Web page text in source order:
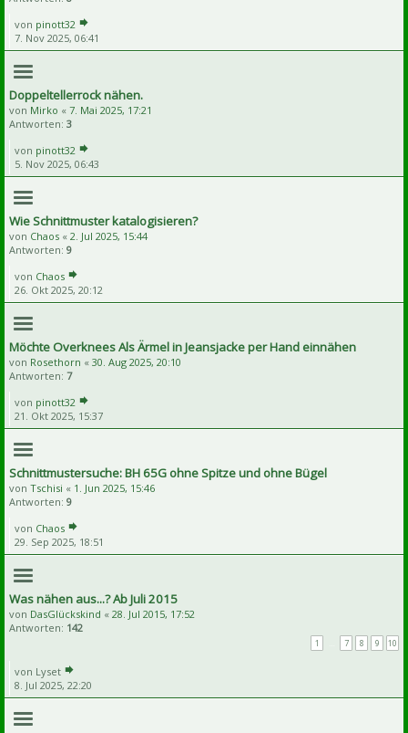
von pinott32
7. Nov 2025, 06:41
Doppeltellerrock nähen.
von Mirko « 7. Mai 2025, 17:21
Antworten: 3
von pinott32
5. Nov 2025, 06:43
Wie Schnittmuster katalogisieren?
von Chaos « 2. Jul 2025, 15:44
Antworten: 9
von Chaos
26. Okt 2025, 20:12
Möchte Overknees Als Ärmel in Jeansjacke per Hand einnähen
von Rosethorn « 30. Aug 2025, 20:10
Antworten: 7
von pinott32
21. Okt 2025, 15:37
Schnittmustersuche: BH 65G ohne Spitze und ohne Bügel
von Tschisi « 1. Jun 2025, 15:46
Antworten: 9
von Chaos
29. Sep 2025, 18:51
Was nähen aus...? Ab Juli 2015
von DasGlückskind « 28. Jul 2015, 17:52
Antworten: 142
1 7 8 9 10
von Lyset
8. Jul 2025, 22:20